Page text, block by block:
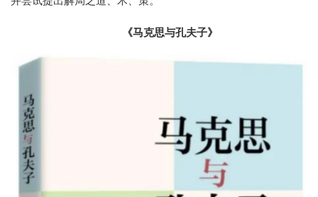
《马克思与孔夫子》